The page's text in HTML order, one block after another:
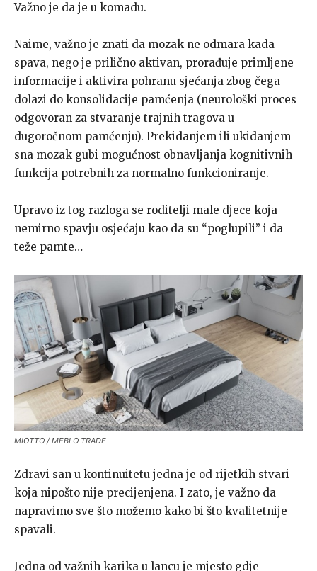
Važno je da je u komadu.
Naime, važno je znati da mozak ne odmara kada
spava, nego je prilično aktivan, prorađuje primljene
informacije i aktivira pohranu sjećanja zbog čega
dolazi do konsolidacije pamćenja (neurološki proces
odgovoran za stvaranje trajnih tragova u
dugoročnom pamćenju). Prekidanjem ili ukidanjem
sna mozak gubi mogućnost obnavljanja kognitivnih
funkcija potrebnih za normalno funkcioniranje.
Upravo iz tog razloga se roditelji male djece koja
nemirno spavju osjećaju kao da su “poglupili” i da
teže pamte…
MIOTTO / MEBLO TRADE
Zdravi san u kontinuitetu jedna je od rijetkih stvari
koja nipošto nije precijenjena. I zato, je važno da
napravimo sve što možemo kako bi što kvalitetnije
spavali.
Jedna od važnih karika u lancu je mjesto gdje